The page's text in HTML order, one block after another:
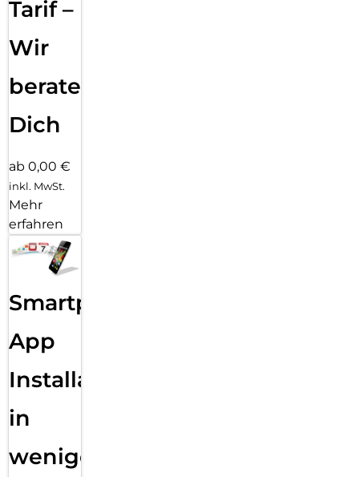
genau dann, wenn du sie brauchst.
Tarif –
Wir
beraten
Dich
ab 0,00 €
inkl. MwSt.
Mehr
erfahren
Smartphone
App
Installation
in
wenigen